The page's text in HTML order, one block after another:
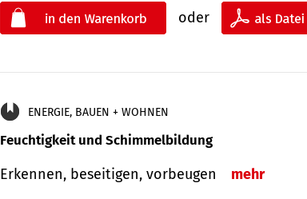
oder
ENERGIE, BAUEN + WOHNEN
Feuchtigkeit und Schimmelbildung
Erkennen, beseitigen, vorbeugen mehr